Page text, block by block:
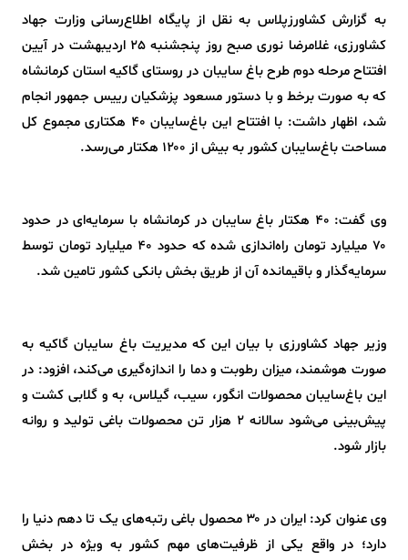
به گزارش کشاورزپلاس به نقل از پایگاه اطلاع‌رسانی وزارت جهاد
کشاورزی، غلامرضا نوری صبح روز پنجشنبه ٢۵ اردیبهشت در آیین
افتتاح مرحله دوم طرح باغ سایبان در روستای گاکیه استان کرمانشاه
که به صورت برخط و با دستور مسعود پزشکیان رییس‌ جمهور انجام
شد، اظهار داشت: با افتتاح این باغ‌سایبان ۴۰ هکتاری مجموع کل
مساحت باغ‌سایبان کشور به بیش از ۱۲۰۰ هکتار می‌رسد.
وی گفت: ۴۰ هکتار باغ سایبان در کرمانشاه با سرمایه‌ای در حدود
۷۰ میلیارد تومان راه‌اندازی شده که حدود ۴۰ میلیارد تومان توسط
سرمایه‌گذار و باقیمانده آن از طریق بخش بانکی کشور تامین شد.
وزیر جهاد کشاورزی با بیان این که مدیریت باغ سایبان گاکیه به
صورت هوشمند، میزان رطوبت و دما را اندازه‌گیری می‌کند، افزود: در
این باغ‌سایبان محصولات انگور، سیب، گیلاس، به و گلابی کشت و
پیش‌بینی می‌شود سالانه ٢ هزار تن محصولات باغی تولید و روانه
بازار شود.
وی عنوان کرد: ایران در ۳۰ محصول باغی رتبه‌های یک تا دهم دنیا را
دارد؛ در واقع یکی از ظرفیت‌های مهم کشور به ویژه در بخش